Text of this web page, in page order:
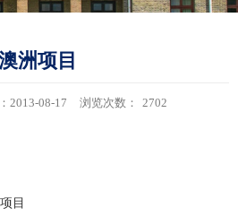
洲项目
2013-08-17 浏览次数： 2702
目